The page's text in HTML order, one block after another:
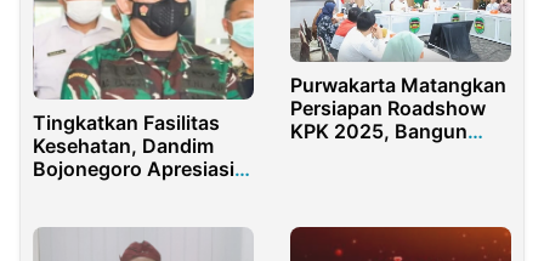
Tingkatkan Fasilitas
Kesehatan, Dandim
Bojonegoro Apresiasi
Purwakarta Matangkan
Persiapan Roadshow
KPK 2025, Bangun